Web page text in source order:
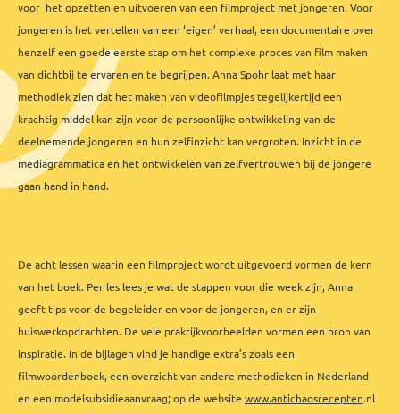
voor het opzetten en uitvoeren van een filmproject met jongeren. Voor
jongeren is het vertellen van een ‘eigen’ verhaal, een documentaire over
henzelf een goede eerste stap om het complexe proces van film maken
van dichtbij te ervaren en te begrijpen. Anna Spohr laat met haar
methodiek zien dat het maken van videofilmpjes tegelijkertijd een
krachtig middel kan zijn voor de persoonlijke ontwikkeling van de
deelnemende jongeren en hun zelfinzicht kan vergroten. Inzicht in de
mediagrammatica en het ontwikkelen van zelfvertrouwen bij de jongere
gaan hand in hand.
De acht lessen waarin een filmproject wordt uitgevoerd vormen de kern
van het boek. Per les lees je wat de stappen voor die week zijn, Anna
geeft tips voor de begeleider en voor de jongeren, en er zijn
huiswerkopdrachten. De vele praktijkvoorbeelden vormen een bron van
inspiratie. In de bijlagen vind je handige extra’s zoals een
filmwoordenboek, een overzicht van andere methodieken in Nederland
en een modelsubsidieaanvraag; op de website www.antichaosrecepten.nl